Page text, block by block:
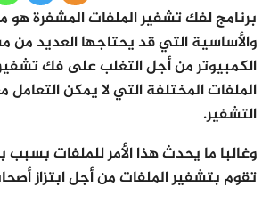
برنامج لفك تشفير الملفات المشفرة هو
والأساسية التي قد يحتاجها العديد
الكمبيوتر من أجل التغلب على فك
الملفات المختلفة التي لا يمكن
التشفير.
وغالبا ما يحدث هذا الأمر للملفات
تقوم بتشفير الملفات من أجل ابتزاز